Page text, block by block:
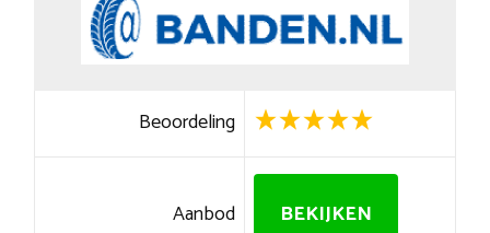
Beoordeling
Aanbod BEKIJKEN